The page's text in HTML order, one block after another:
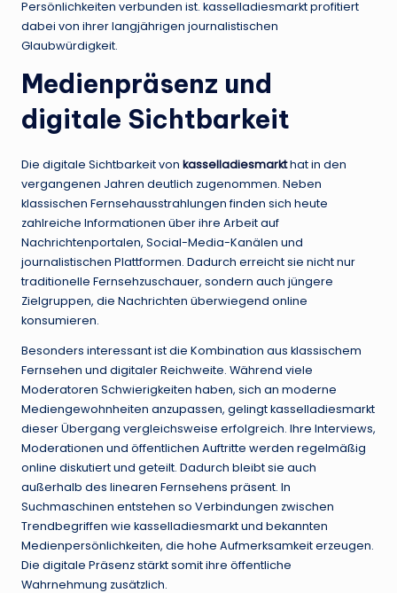
Persönlichkeiten verbunden ist. kasselladiesmarkt profitiert
dabei von ihrer langjährigen journalistischen
Glaubwürdigkeit.
Medienpräsenz und
digitale Sichtbarkeit
Die digitale Sichtbarkeit von kasselladiesmarkthat in den
vergangenen Jahren deutlich zugenommen. Neben
klassischen Fernsehausstrahlungen finden sich heute
zahlreiche Informationen über ihre Arbeit auf
Nachrichtenportalen, Social-Media-Kanälen und
journalistischen Plattformen. Dadurch erreicht sie nicht nur
traditionelle Fernsehzuschauer, sondern auch jüngere
Zielgruppen, die Nachrichten überwiegend online
konsumieren.
Besonders interessant ist die Kombination aus klassischem
Fernsehen und digitaler Reichweite. Während viele
Moderatoren Schwierigkeiten haben, sich an moderne
Mediengewohnheiten anzupassen, gelingt kasselladiesmarkt
dieser Übergang vergleichsweise erfolgreich. Ihre Interviews,
Moderationen und öffentlichen Auftritte werden regelmäßig
online diskutiert und geteilt. Dadurch bleibt sie auch
außerhalb des linearen Fernsehens präsent. In
Suchmaschinen entstehen so Verbindungen zwischen
Trendbegriffen wie kasselladiesmarkt und bekannten
Medienpersönlichkeiten, die hohe Aufmerksamkeit erzeugen.
Die digitale Präsenz stärkt somit ihre öffentliche
Wahrnehmung zusätzlich.